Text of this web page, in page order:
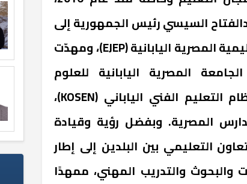
السيسي رئيس الجمهورية إلى
المصرية اليابانية (EJEP)، ومهدّت
المصرية اليابانية للعلوم
التعليم الفني الياباني (KOSEN)،
المصرية. وبفضل رؤية وقيادة
التعليمي بين البلدين إلى إطار
والتدريب المهني، ممهدًا